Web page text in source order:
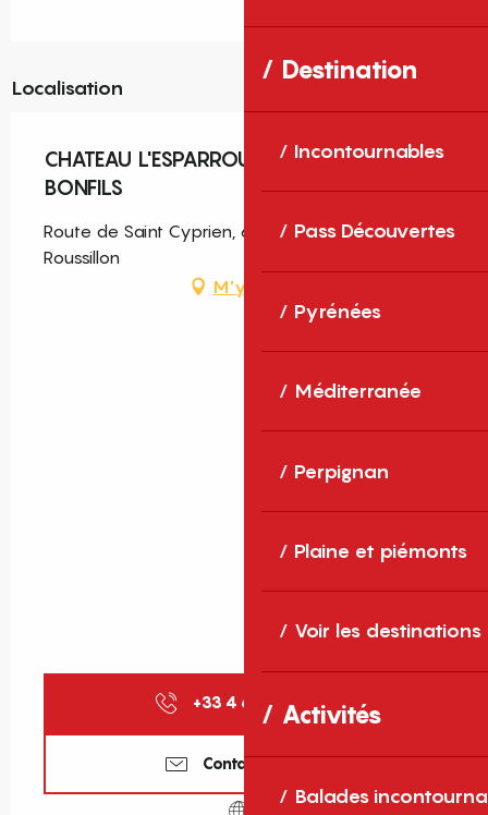
Destination
Incontournables
Pass Découvertes
Pyrénées
Méditerranée
Perpignan
Plaine et piémonts
Voir les destinations
Activités
Balades
Localisation
CHATEAU L'ESPARROU VIGNOBLES
BONFILS
Route de Saint Cyprien, 66140 Canet-en-
Roussillon
M'y rendre
+33 4 68 73 30 ▒▒
Contactez-nous